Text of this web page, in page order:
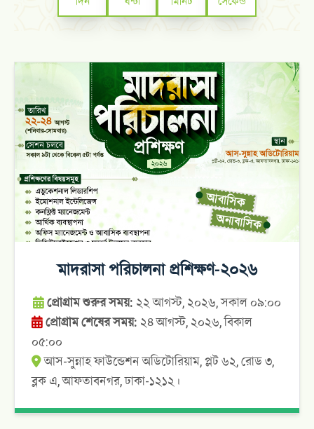
মাদরাসা পরিচালনা প্রশিক্ষণ-২০২৬
প্রোগ্রাম শুরুর সময়: ২২ আগস্ট, ২০২৬, সকাল ০৯:০০
প্রোগ্রাম শেষের সময়: ২৪ আগস্ট, ২০২৬, বিকাল
০৫:০০
আস-সুন্নাহ ফাউন্ডেশন অডিটোরিয়াম, প্লট ৬২, রোড ৩,
ব্লক এ, আফতাবনগর, ঢাকা-১২১২।